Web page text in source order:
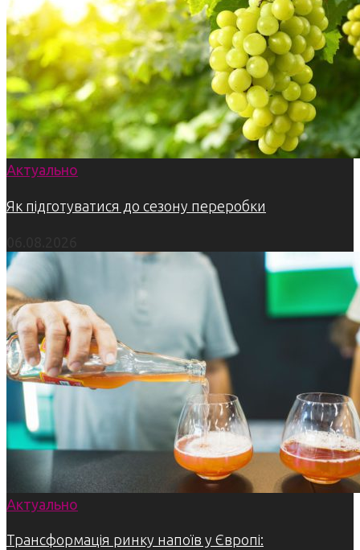
Актуально
Як підготуватися до сезону переробки
Актуально
Трансформація ринку напоїв у Європі: